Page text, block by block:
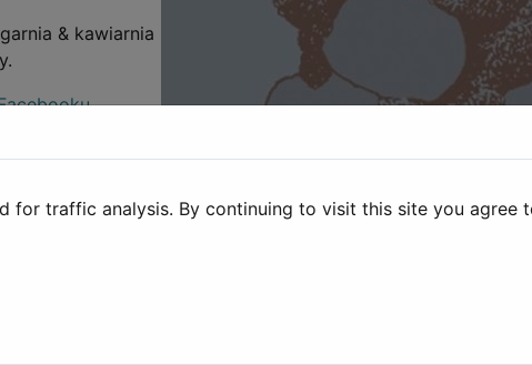
& kawiarnia
for traffic analysis. By continuing to visit this site you agree